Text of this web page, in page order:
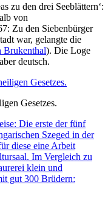
zu den drei Seeblättern‘:
von
Zu den Siebenbürger
war, gelangte die
Brukenthal). Die Loge
deutsch.
Gesetzes.